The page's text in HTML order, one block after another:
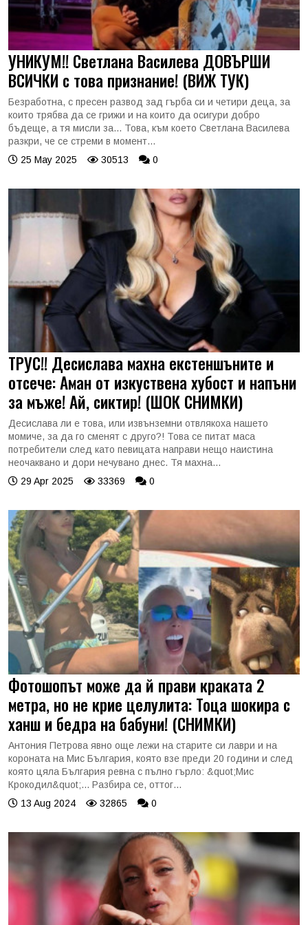
УНИКУМ!! Светлана Василева ДОВЪРШИ
ВСИЧКИ с това признание! (ВИЖ ТУК)
Безработна, с пресен развод зад гърба си и четири деца, за
които трябва да се грижи и на които да осигури добро
бъдеще, а тя мисли за... Това, към което Светлана Василева
разкри, че се стреми в момент...
25 May 2025
30513 0
ТРУС!! Десислава махна екстеншъните и
отсече: Аман от изкуствена хубост и напъни
за мъже! Ай, сиктир! (ШОК СНИМКИ)
Десислава ли е това, или извънземни отвлякоха нашето
момиче, за да го сменят с друго?! Това се питат маса
потребители след като певицата направи нещо наистина
неочаквано и дори нечувано днес. Тя махна...
29 Apr 2025
33369 0
Фотошопът може да й прави краката 2
метра, но не крие целулита: Тоца шокира с
ханш и бедра на бабуни! (СНИМКИ)
Антония Петрова явно още лежи на старите си лаври и на
короната на Мис България, която взе преди 20 години и след
която цяла България ревна с пълно гърло: &quot;Мис
Крокодил&quot;... Разбира се, оттог...
13 Aug 2024
32865 0